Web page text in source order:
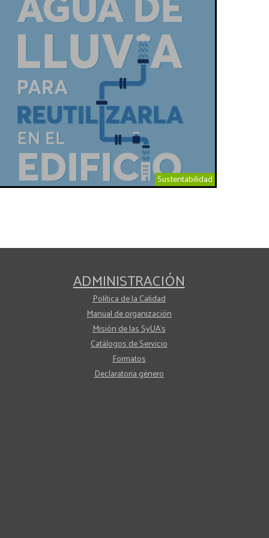
Sustentabilidad
ADMINISTRACIÓN
Política de la Calidad
Manual de organización
Misión de las SyUA's
Catálogos de Servicio
Formatos
Declaratoria género